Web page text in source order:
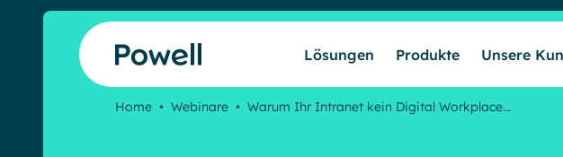
Skip to content
Lösungen Produkte Unsere
Home • Webinare • Warum Ihr Intranet kein Digital Workplace…